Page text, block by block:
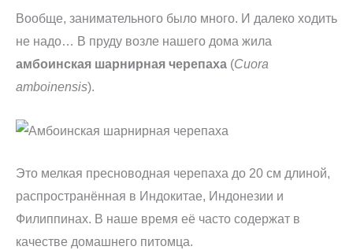
Вообще, занимательного было много. И далеко ходить
не надо… В пруду возле нашего дома жила
амбоинская шарнирная черепаха (Cuora
amboinensis).
Это мелкая пресноводная черепаха до 20 см длиной,
распространённая в Индокитае, Индонезии и
Филиппинах. В наше время её часто содержат в
качестве домашнего питомца.